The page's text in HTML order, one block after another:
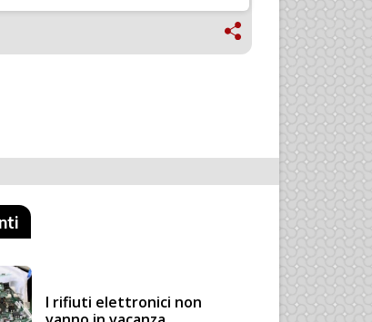
I rifiuti elettronici non